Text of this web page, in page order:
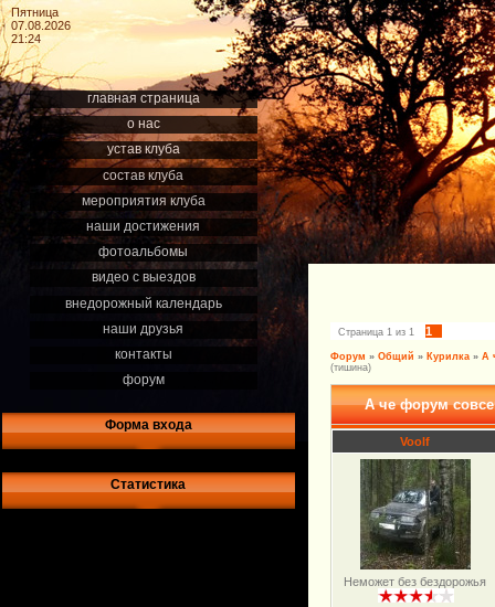
Пятница
07.08.2026
21:24
главная страница
о нас
устав клуба
состав клуба
мероприятия клуба
наши достижения
фотоальбомы
видео с выездов
внедорожный календарь
наши друзья
контакты
форум
Форма входа
Статистика
Страница 1 из 1 1
Форум » Общий » Курилка » А
(тишина)
А че форум
Voolf
Неможет без бездорожья